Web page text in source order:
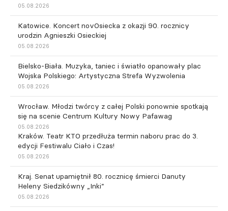
05.08.2026
Katowice. Koncert novOsiecka z okazji 90. rocznicy
urodzin Agnieszki Osieckiej
05.08.2026
Bielsko-Biała. Muzyka, taniec i światło opanowały plac
Wojska Polskiego: Artystyczna Strefa Wyzwolenia
05.08.2026
Wrocław. Młodzi twórcy z całej Polski ponownie spotkają
się na scenie Centrum Kultury Nowy Pafawag
05.08.2026
Kraków. Teatr KTO przedłuża termin naboru prac do 3.
edycji Festiwalu Ciało i Czas!
05.08.2026
Kraj. Senat upamiętnił 80. rocznicę śmierci Danuty
Heleny Siedzikówny „Inki”
05.08.2026